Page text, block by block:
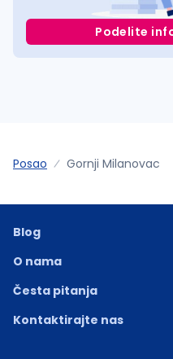
Podelite
Posao Gornji Milanovac
Blog
O nama
Česta pitanja
Kontaktirajte nas